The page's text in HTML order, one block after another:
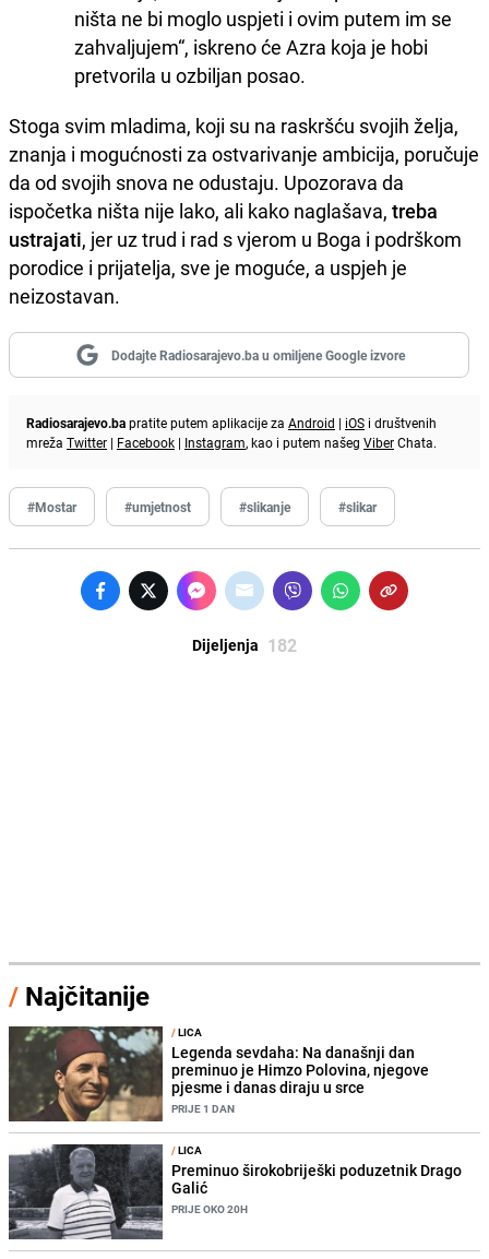
ništa ne bi moglo uspjeti i ovim putem im se
zahvaljujem“, iskreno će Azra koja je hobi
pretvorila u ozbiljan posao.
Stoga svim mladima, koji su na raskršću svojih želja,
znanja i mogućnosti za ostvarivanje ambicija, poručuje
da od svojih snova ne odustaju. Upozorava da
ispočetka ništa nije lako, ali kako naglašava, treba
ustrajati, jer uz trud i rad s vjerom u Boga i podrškom
porodice i prijatelja, sve je moguće, a uspjeh je
neizostavan.
Dodajte Radiosarajevo.ba u omiljene Google izvore
Radiosarajevo.bapratite putem aplikacije za Android | iOS i društvenih
mreža Twitter | Facebook | Instagram, kao i putem našeg ViberChata.
#Mostar #umjetnost #slikanje #slikar
Dijeljenja 182
/ Najčitanije
/LICA
Legenda sevdaha: Na današnji dan
preminuo je Himzo Polovina, njegove
pjesme i danas diraju u srce
PRIJE 1 DAN
/LICA
Preminuo širokobriješki poduzetnik Drago
Galić
PRIJE OKO 20H